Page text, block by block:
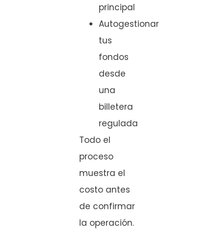
principal
Autogestionar
tus
fondos
desde
una
billetera
regulada
Todo el
proceso
muestra el
costo antes
de confirmar
la operación.